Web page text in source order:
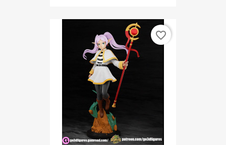
favorite_border